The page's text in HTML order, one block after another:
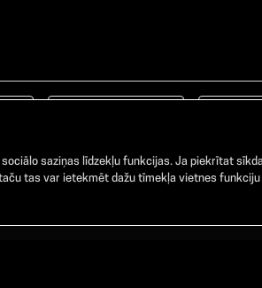
saziņas līdzekļu funkcijas. Ja piekrītat
tas var ietekmēt dažu tīmekļa vietnes